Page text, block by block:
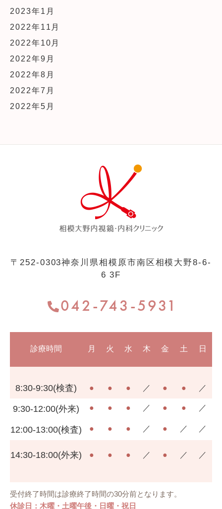
2023年1月
2022年11月
2022年10月
2022年9月
2022年8月
2022年7月
2022年5月
〒252-0303神奈川県相模原市南区相模大野8-6-
6 3F
042-743-5931
診療時間 月 火 水 木 金 土 日
8:30-9:30(検査) ● ● ● ／ ● ● ／
9:30-12:00(外来) ● ● ● ／ ● ● ／
12:00-13:00(検査) ● ● ● ／ ● ／ ／
14:30-18:00(外来) ● ● ● ／ ● ／ ／
受付終了時間は診療終了時間の30分前となります。
休診日：木曜・土曜午後・日曜・祝日